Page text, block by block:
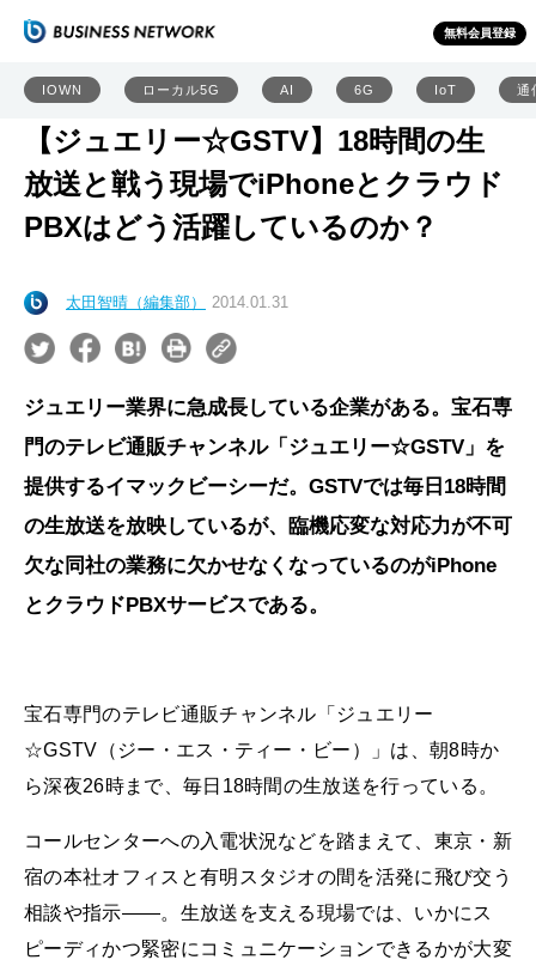
無料会員登録
IOWN ローカル5G AI 6G IoT 通
【ジュエリー☆GSTV】18時間の生
放送と戦う現場でiPhoneとクラウド
PBXはどう活躍しているのか？
太田智晴（編集部） 2014.01.31
ジュエリー業界に急成長している企業がある。宝石専
門のテレビ通販チャンネル「ジュエリー☆GSTV」を
提供するイマックビーシーだ。GSTVでは毎日18時間
の生放送を放映しているが、臨機応変な対応力が不可
欠な同社の業務に欠かせなくなっているのがiPhone
とクラウドPBXサービスである。
宝石専門のテレビ通販チャンネル「ジュエリー
☆GSTV（ジー・エス・ティー・ビー）」は、朝8時か
ら深夜26時まで、毎日18時間の生放送を行っている。
コールセンターへの入電状況などを踏まえて、東京・新
宿の本社オフィスと有明スタジオの間を活発に飛び交う
相談や指示――。生放送を支える現場では、いかにス
ピーディかつ緊密にコミュニケーションできるかが大変